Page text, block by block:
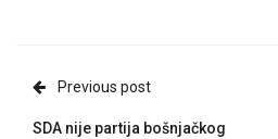
Previous post
SDA nije partija bošnjačkog